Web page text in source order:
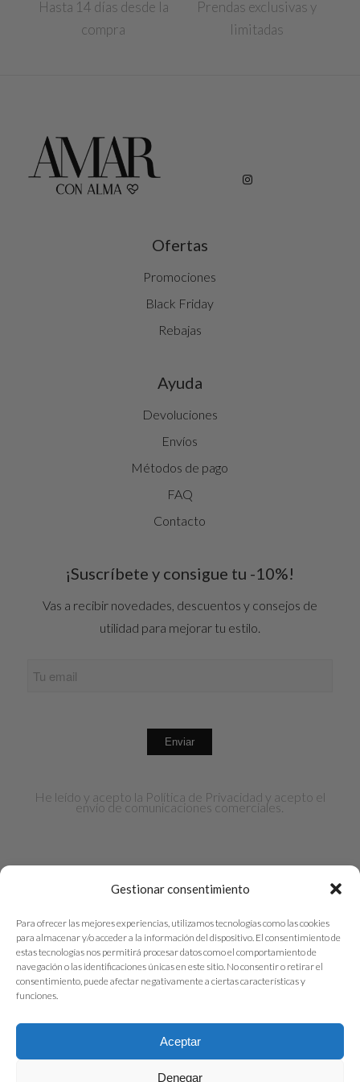
Gestionar consentimiento
Para ofrecer las mejores experiencias, utilizamos tecnologías como las cookies
para almacenar y/o acceder a la información del dispositivo. El consentimiento de
estas tecnologías nos permitirá procesar datos como el comportamiento de
navegación o las identificaciones únicas en este sitio. No consentir o retirar el
consentimiento, puede afectar negativamente a ciertas características y
funciones.
Aceptar
Denegar
Hasta 14 días desde la
compra
Prendas exclusivas y
limitadas
Ofertas
Promociones
Black Friday
Rebajas
Ayuda
Devoluciones
Envíos
Métodos de pago
FAQ
Contacto
¡Suscríbete y consigue tu -10%!
Vas a recibir novedades, descuentos y consejos de
utilidad para mejorar tu estilo.
He leído y acepto la Política de Privacidad y acepto el
envío de comunicaciones comerciales.
© 2026 Amar con Alma. Todos los derechos
reservados. | Diseñado porAdmetrics
Privacidad|Cookies| Condiciones